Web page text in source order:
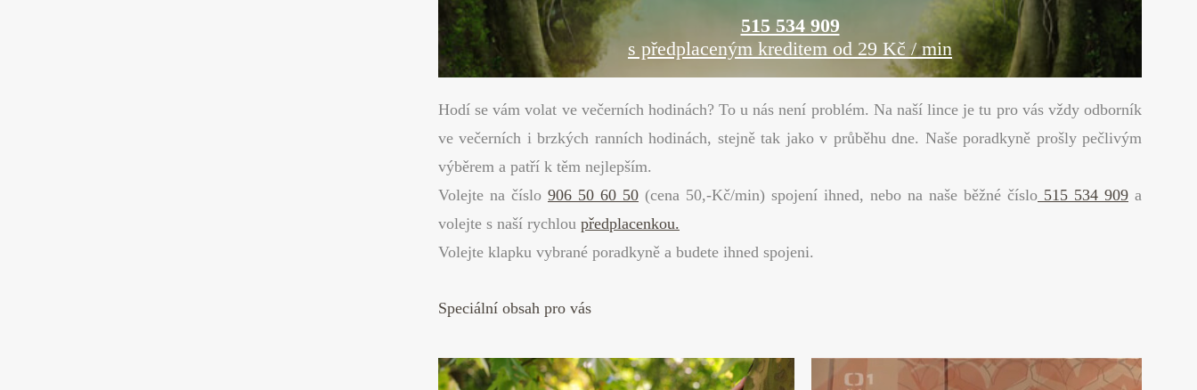
515 534 909
s předplaceným kreditem od 29 Kč / min
Hodí se vám volat ve večerních hodinách? To u nás není problém. Na naší lince je tu pro vás vždy odborník
ve večerních i brzkých ranních hodinách, stejně tak jako v průběhu dne. Naše poradkyně prošly pečlivým
výběrem a patří k těm nejlepším.
Volejte na číslo 906 50 60 50 (cena 50,-Kč/min) spojení ihned, nebo na naše běžné číslo 515 534 909 a
volejte s naší rychlou předplacenkou.
Volejte klapku vybrané poradkyně a budete ihned spojeni.
Speciální obsah pro vás